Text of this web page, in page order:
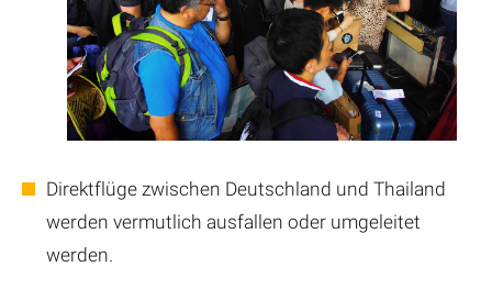
Direktflüge zwischen Deutschland und Thailand
werden vermutlich ausfallen oder umgeleitet
werden.